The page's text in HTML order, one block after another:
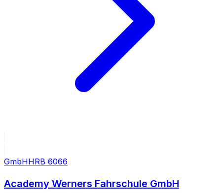
GmbHHRB 6066
Academy Werners Fahrschule GmbH